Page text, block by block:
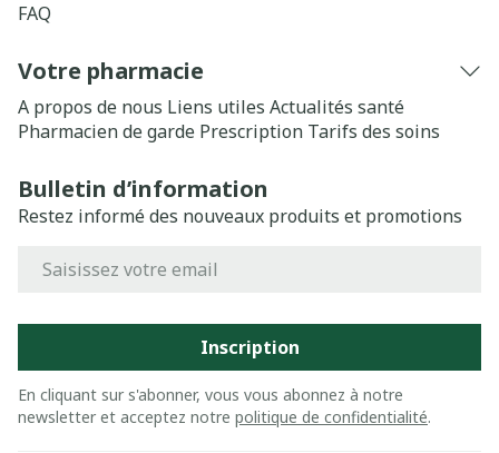
FAQ
Votre pharmacie
A propos de nous Liens utiles Actualités santé
Pharmacien de garde Prescription Tarifs des soins
Bulletin d’information
Restez informé des nouveaux produits et promotions
Inscription
En cliquant sur s'abonner, vous vous abonnez à notre
newsletter et acceptez notre politique de confidentialité.